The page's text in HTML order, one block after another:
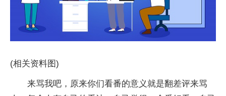
(相关资料图)
来骂我吧，原来你们看番的意义就是翻差评来骂